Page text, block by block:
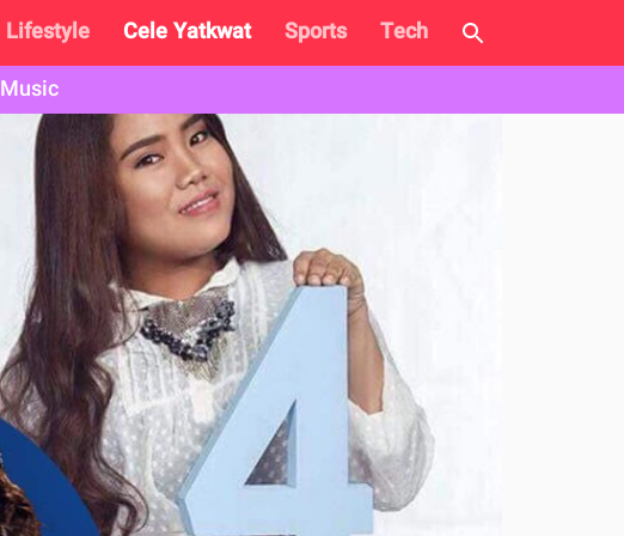
Lifestyle Cele Yatkwat Sports
Tech
Music